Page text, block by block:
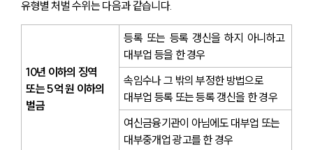
유형별 처벌 수위는 다음과 같습니다.
10년 이하의 징역
또는 5억 원 이하의
벌금
등록 또는 등록 갱신을 하지 아니하고
대부업 등을 한 경우
속임수나 그 밖의 부정한 방법으로
대부업 등록 또는 등록 갱신을 한 경우
여신금융기관이 아님에도 대부업 또는
대부중개업 광고를 한 경우